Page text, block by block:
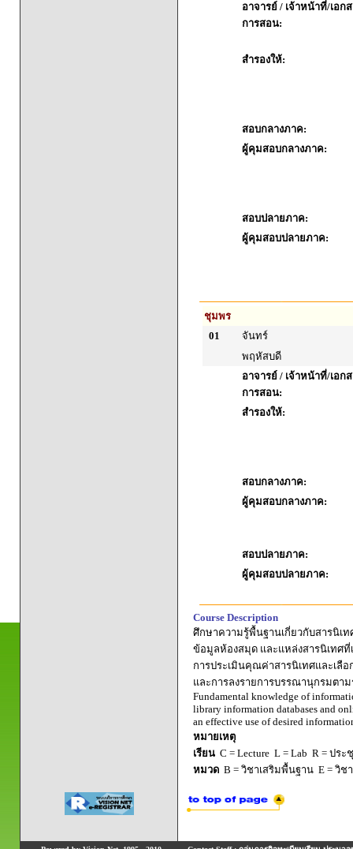
อาจารย์ / เจ้าหน้าที่/เอก
การสอน:
สำรองให้:
สอบกลางภาค:
ผู้คุมสอบกลางภาค:
สอบปลายภาค:
ผู้คุมสอบปลายภาค:
ชุมพร
01
จันทร์
พฤหัสบดี
อาจารย์ / เจ้าหน้าที่/เอก
การสอน:
สำรองให้:
สอบกลางภาค:
ผู้คุมสอบกลางภาค:
สอบปลายภาค:
ผู้คุมสอบปลายภาค:
Course Description
ศึกษาความรู้พื้นฐานเกี่ยวกับสารนิเท
ข้อมูลห้องสมุด และแหล่งสารนิเทศที่
การประเมินคุณค่าสารนิเทศและเลือ
และการลงรายการบรรณานุกรมตา
Fundamental knowledge of
library information databases and
an effective use of desired
หมายเหตุ
เรียน C = Lecture L = Lab R = ประ
หมวด B = วิชาเสริมพื้นฐาน E = วิช